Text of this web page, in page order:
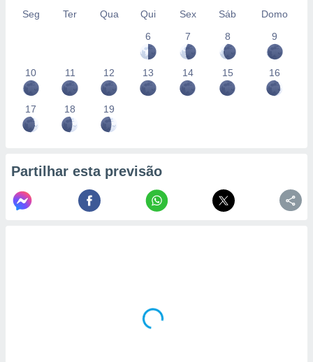
Seg Ter Qua Qui Sex Sáb
Domo
6
7 8 9
10 11 12 13 14 15 16
17 18 19
Partilhar esta previsão